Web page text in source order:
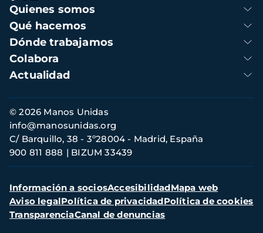
Navegación
principal
Quienes somos
Qué hacemos
Dónde trabajamos
Colabora
Actualidad
Información
de
contacto
© 2026 Manos Unidas
C/ Barquillo, 38 - 3º28004 - Madrid, España
900 811 888
BIZUM 33439
info@manosunidas.org
Menú
secundario
Información a sociosAccesibilidadMapa web
Aviso legalPolítica de privacidadPolítica de cookies
TransparenciaCanal de denuncias